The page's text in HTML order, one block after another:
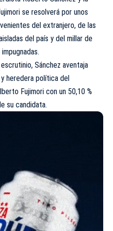
se resolverá por unos
del extranjero, de las
del país y del millar de
Sánchez aventaja
heredera política del
Fujimori con un 50,10 %
su candidata.